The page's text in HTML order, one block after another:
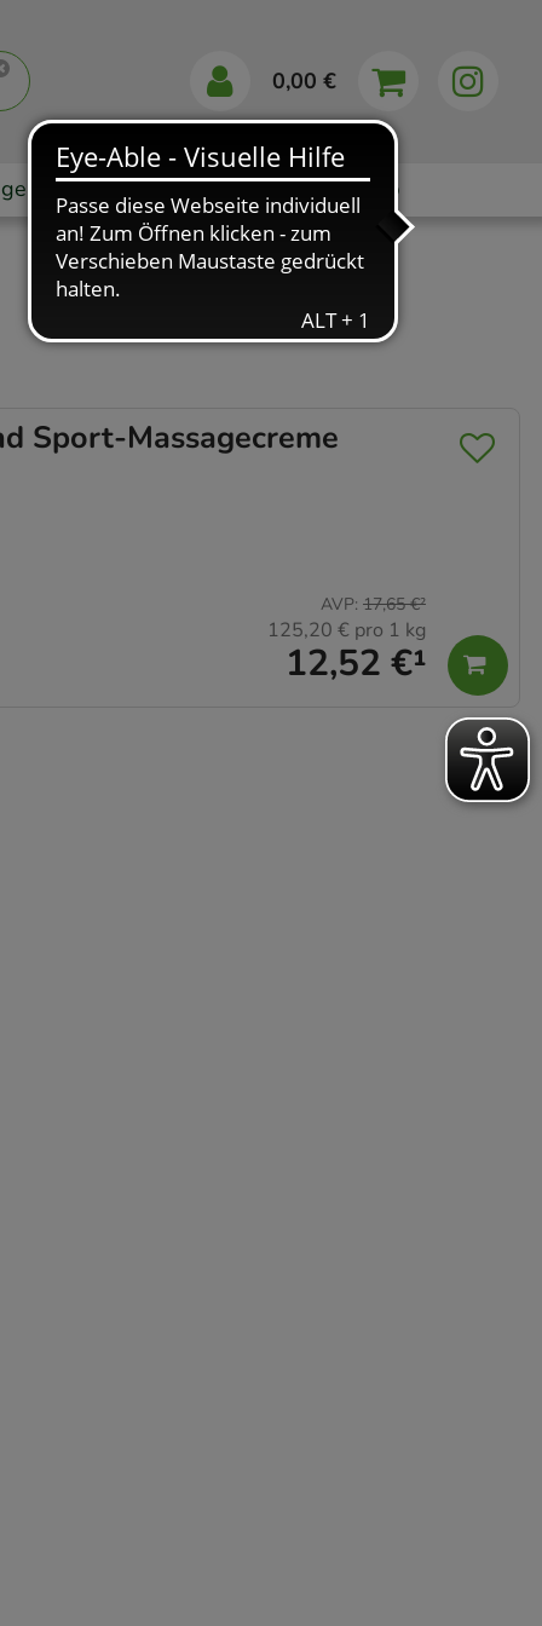
0,00 €
Markenshops Ratgeber App
Sport-Massagecreme
12,52 €¹
AVP: 17,65 €²
125,20 € pro 1 kg